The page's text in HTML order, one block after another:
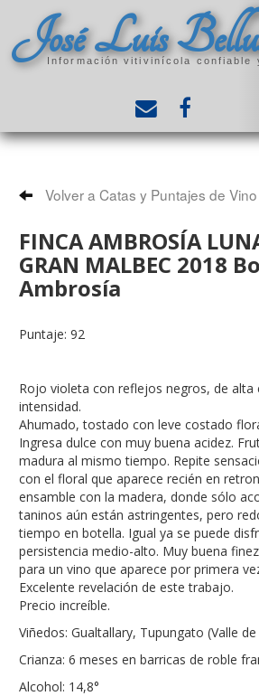
José Luis
Información vitivinícola confiable
Volver a Catas y Puntajes de Vino
FINCA AMBROSÍA
GRAN MALBEC 2018
Ambrosía
Puntaje: 92
Rojo violeta con reflejos negros, de alta
intensidad.
Ahumado, tostado con leve costado
Ingresa dulce con muy buena acidez.
madura al mismo tiempo. Repite
con el floral que aparece recién en
ensamble con la madera, donde sólo
taninos aún están astringentes, pero
tiempo en botella. Igual ya se puede
persistencia medio-alto. Muy buena
para un vino que aparece por primera
Excelente revelación de este trabajo.
Precio increíble.
Viñedos: Gualtallary, Tupungato (Valle
Crianza: 6 meses en barricas de roble
Alcohol: 14,8°